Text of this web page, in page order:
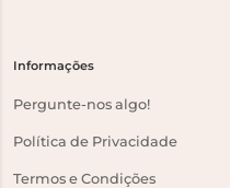
Informações
Pergunte-nos algo!
Política de Privacidade
Termos e Condições